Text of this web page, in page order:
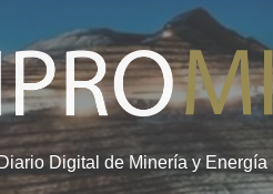
Diario Digital de Minería y Energía